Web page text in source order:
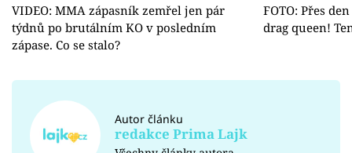
VIDEO: MMA zápasník zemřel jen pár
týdnů po brutálním KO v posledním
zápase. Co se stalo?
FOTO: Přes
drag queen!
Autor článku
redakce Prima Lajk